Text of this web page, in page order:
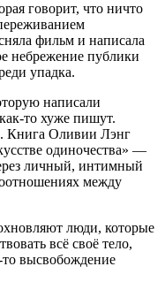
говорит, что ничто
фильм и написала
небрежение публики
упадка.
написали
то хуже пишут.
Книга Оливии Лэнг
одиночества» —
личный, интимный
между
люди, которые
всё своё тело,
то высвобождение